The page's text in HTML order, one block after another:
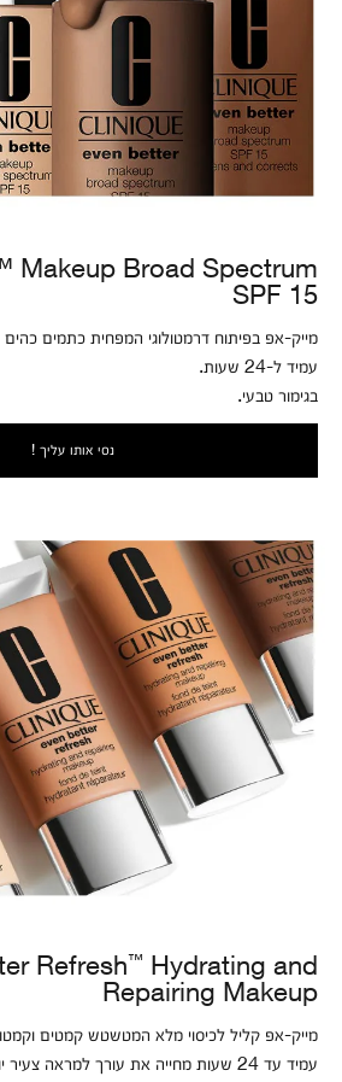
Makeup Broad Spectrum
SPF 15
מייק-אפ בפיתוח דרמטולוגי המפחית כתמים כהים תוך 12
עמיד ל-24 שעות.
בגימור טבעי.
נסי אותו עליך !
Refresh™ Hydrating and
Repairing Makeup
מייק-אפ קליל לכיסוי מלא המטשטש קמטים
עמיד עד 24 שעות מחייה את עורך למראה צעיר יותר.